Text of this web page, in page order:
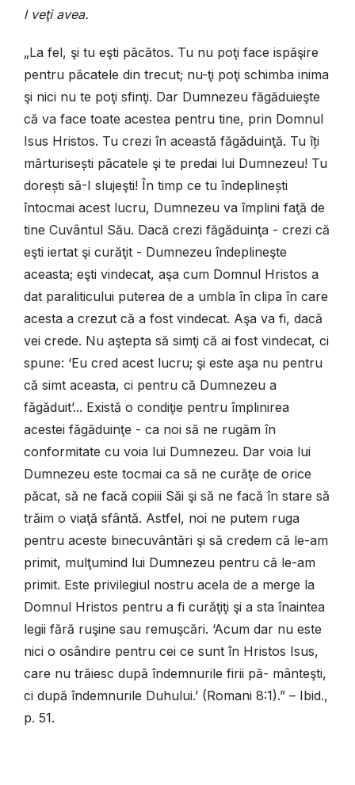
l veţi avea.
„La fel, şi tu eşti păcătos. Tu nu poţi face ispăşire
pentru păcatele din trecut; nu-ţi poţi schimba inima
şi nici nu te poţi sfinţi. Dar Dumnezeu făgăduieşte
că va face toate acestea pentru tine, prin Domnul
Isus Hristos. Tu crezi în această făgăduinţă. Tu îți
mărturisești păcatele şi te predai lui Dumnezeu! Tu
dorești să-I slujeşti! În timp ce tu îndeplinești
întocmai acest lucru, Dumnezeu va împlini faţă de
tine Cuvântul Său. Dacă crezi făgăduinţa - crezi că
eşti iertat şi curăţit - Dumnezeu îndeplineşte
aceasta; eşti vindecat, aşa cum Domnul Hristos a
dat paraliticului puterea de a umbla în clipa în care
acesta a crezut că a fost vindecat. Aşa va fi, dacă
vei crede. Nu aştepta să simţi că ai fost vindecat, ci
spune: ‘Eu cred acest lucru; şi este aşa nu pentru
că simt aceasta, ci pentru că Dumnezeu a
făgăduit’... Există o condiţie pentru împlinirea
acestei făgăduinţe - ca noi să ne rugăm în
conformitate cu voia lui Dumnezeu. Dar voia lui
Dumnezeu este tocmai ca să ne curăţe de orice
păcat, să ne facă copiii Săi şi să ne facă în stare să
trăim o viaţă sfântă. Astfel, noi ne putem ruga
pentru aceste binecuvântări şi să credem că le-am
primit, mulţumind lui Dumnezeu pentru că le-am
primit. Este privilegiul nostru acela de a merge la
Domnul Hristos pentru a fi curăţiţi şi a sta înaintea
legii fără ruşine sau remuşcări. ‘Acum dar nu este
nici o osândire pentru cei ce sunt în Hristos Isus,
care nu trăiesc după îndemnurile firii pă- mânteşti,
ci după îndemnurile Duhului.’ (Romani 8:1).” – Ibid.,
p. 51.